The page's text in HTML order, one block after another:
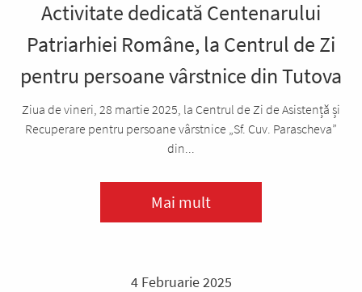
Activitate dedicată Centenarului
Patriarhiei Române, la Centrul de Zi
pentru persoane vârstnice din Tutova
Ziua de vineri, 28 martie 2025, la Centrul de Zi de Asistență și
Recuperare pentru persoane vârstnice „Sf. Cuv. Parascheva”
din...
Mai mult
4 Februarie 2025